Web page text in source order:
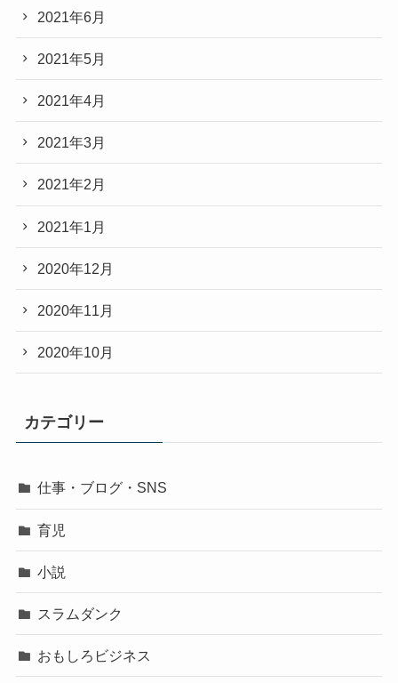
2021年6月
2021年5月
2021年4月
2021年3月
2021年2月
2021年1月
2020年12月
2020年11月
2020年10月
カテゴリー
仕事・ブログ・SNS
育児
小説
スラムダンク
おもしろビジネス